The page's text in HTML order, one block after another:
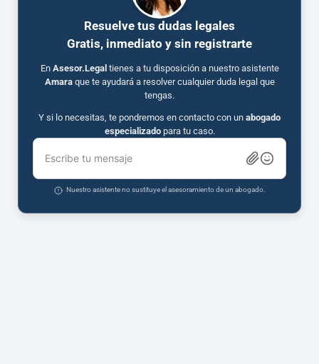
Resuelve tus dudas legales
Gratis, inmediato y sin registrarte
En Asesor.Legal tienes a tu disposición a nuestro asistente
Amaraque te ayudará a resolver cualquier duda legal que
tengas.
Y si lo necesitas, te pondremos en contacto con un abogado
especializadopara tu caso.
Escribe tu mensaje
Nuestro asistente no sustituye el asesoramiento de un abogado.